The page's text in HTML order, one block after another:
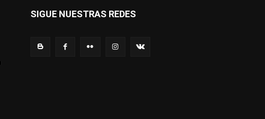
SIGUE NUESTRAS REDES